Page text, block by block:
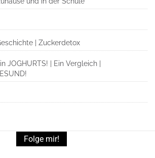
| Zuckerdetox
JOGHURTS! | Ein Vergleich |
Folge mir!